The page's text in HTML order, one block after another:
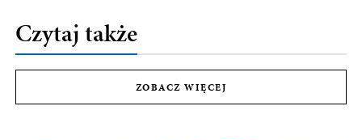
Czytaj także
ZOBACZ WIĘCEJ